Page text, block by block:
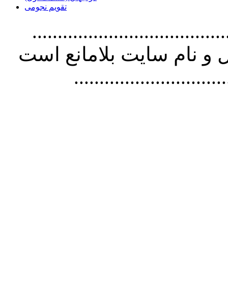
تقویم نجومی
استفاده از
نام سايت بلامانع است